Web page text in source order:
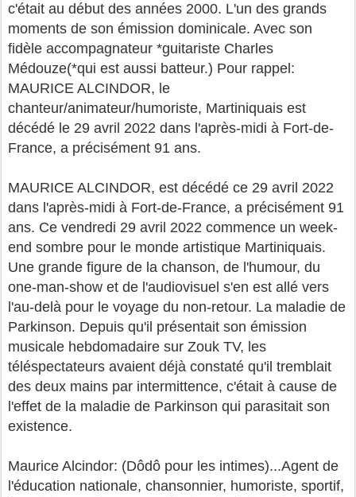
c'était au début des années 2000. L'un des grands
moments de son émission dominicale. Avec son
fidèle accompagnateur *guitariste Charles
Médouze(*qui est aussi batteur.) Pour rappel:
MAURICE ALCINDOR, le
chanteur/animateur/humoriste, Martiniquais est
décédé le 29 avril 2022 dans l'après-midi à Fort-de-
France, a précisément 91 ans.
MAURICE ALCINDOR, est décédé ce 29 avril 2022
dans l'après-midi à Fort-de-France, a précisément 91
ans. Ce vendredi 29 avril 2022 commence un week-
end sombre pour le monde artistique Martiniquais.
Une grande figure de la chanson, de l'humour, du
one-man-show et de l'audiovisuel s'en est allé vers
l'au-delà pour le voyage du non-retour. La maladie de
Parkinson. Depuis qu'il présentait son émission
musicale hebdomadaire sur Zouk TV, les
téléspectateurs avaient déjà constaté qu'il tremblait
des deux mains par intermittence, c'était à cause de
l'effet de la maladie de Parkinson qui parasitait son
existence.
Maurice Alcindor: (Dôdô pour les intimes)...Agent de
l'éducation nationale, chansonnier, humoriste, sportif,